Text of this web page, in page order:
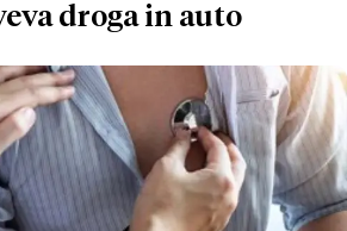
droga in auto